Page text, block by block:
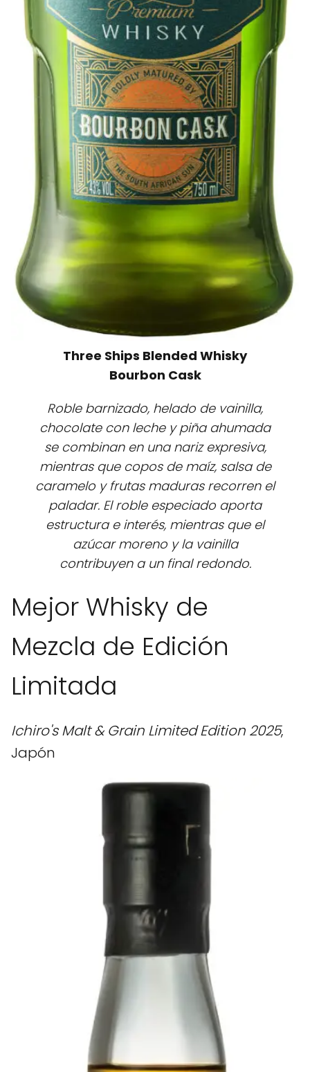
Three Ships Blended Whisky
Bourbon Cask
Roble barnizado, helado de vainilla,
chocolate con leche y piña ahumada
se combinan en una nariz expresiva,
mientras que copos de maíz, salsa de
caramelo y frutas maduras recorren el
paladar. El roble especiado aporta
estructura e interés, mientras que el
azúcar moreno y la vainilla
contribuyen a un final redondo.
Mejor Whisky de
Mezcla de Edición
Limitada
Ichiro's Malt & Grain Limited Edition 2025,
Japón